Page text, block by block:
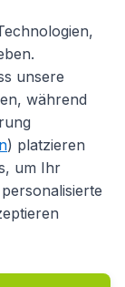
unsere
während
) platzieren
um Ihr